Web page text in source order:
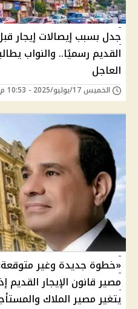
جدل بسبب إيصالات إيجار
القديم رسميًا.. والنواب
العاجل
الخميس 17/يوليو/2025 - 10:53 م
«خطوة جديدة وغير
مصير قانون الإيجار
يتغير مصير الملاك